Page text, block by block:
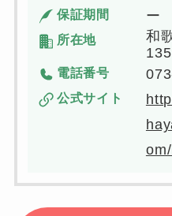
保証期間 ー
所在地
和
135
電話番号
公式サイト